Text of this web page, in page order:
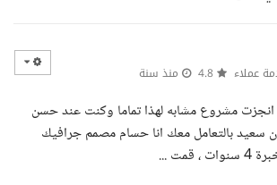
عملاء منذ سنة
انجزت مشروع مشابه لهذا تماما وكنت عند حسن
سعيد بالتعامل معك انا حسام مصمم جرافيك
...